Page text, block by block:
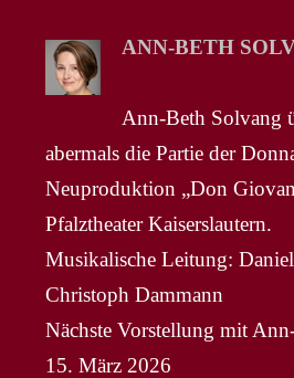
ANN-BETH
Ann-Beth Solvang
abermals die Partie der
Neuproduktion „Don
Pfalztheater Kaiserslautern.
Musikalische Leitung:
Christoph Dammann
Nächste Vorstellung mit
15. März 2026